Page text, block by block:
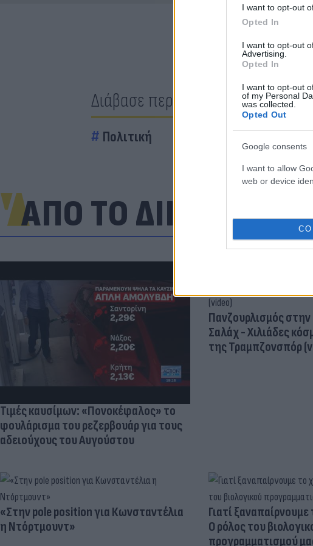
I want to opt-out
Opted In
I want to opt-out
Advertising.
Opted In
I want to opt-out
of my Personal
was collected.
Opted Out
Google consents
I want to allow
web or device
Διάβασε περισσότερα
Πολιτική
ΑΠΟ ΤΟ ΔΙΚΤΥΟ
Τιμές καυσίμων: «Πονοκέφαλος» το
φουλάρισμα του ρεζερβουάρ για τους
αδειούχους του Αυγούστου
Πανζουρλισμός
Σαλάχ - Χιλιάδες
της Τραμπζονσπόρ
«Στην pole position για Κωνσταντέλια
η Ντόρτμουντ»
Γιατί
Ο ρόλος του
προγραμματισμού